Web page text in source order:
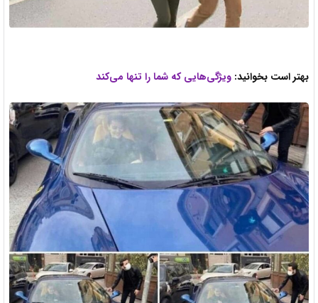
بهتر است بخوانید: ویژگی‌هایی که شما را تنها می‌کند